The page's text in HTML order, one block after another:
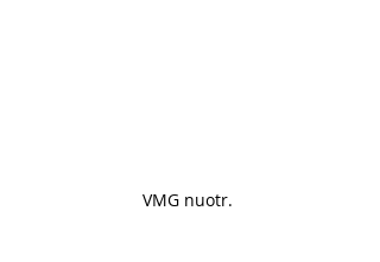
VMG nuotr.